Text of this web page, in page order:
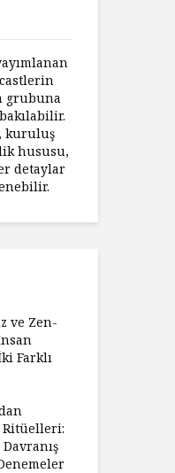
grubuna
bakılabilir.
kuruluş
hususu,
detaylar
ve Zen-
Farklı
Ritüelleri: